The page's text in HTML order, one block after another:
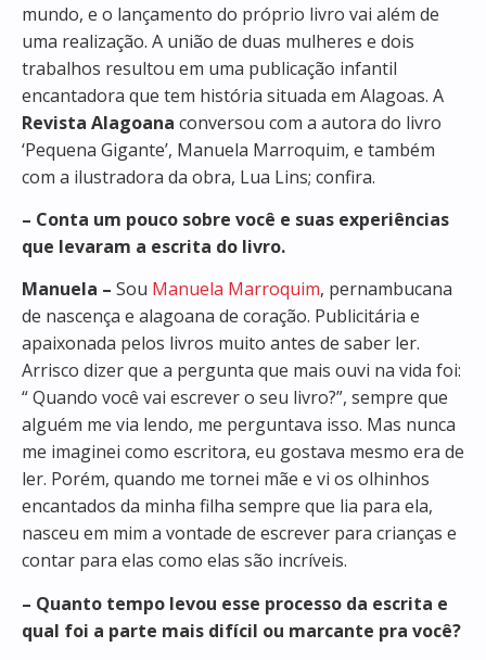
mundo, e o lançamento do próprio livro vai além de
uma realização. A união de duas mulheres e dois
trabalhos resultou em uma publicação infantil
encantadora que tem história situada em Alagoas. A
Revista Alagoana conversou com a autora do livro
‘Pequena Gigante’, Manuela Marroquim, e também
com a ilustradora da obra, Lua Lins; confira.
– Conta um pouco sobre você e suas experiências
que levaram a escrita do livro.
Manuela – Sou Manuela Marroquim, pernambucana
de nascença e alagoana de coração. Publicitária e
apaixonada pelos livros muito antes de saber ler.
Arrisco dizer que a pergunta que mais ouvi na vida foi:
“ Quando você vai escrever o seu livro?”, sempre que
alguém me via lendo, me perguntava isso. Mas nunca
me imaginei como escritora, eu gostava mesmo era de
ler. Porém, quando me tornei mãe e vi os olhinhos
encantados da minha filha sempre que lia para ela,
nasceu em mim a vontade de escrever para crianças e
contar para elas como elas são incríveis.
– Quanto tempo levou esse processo da escrita e
qual foi a parte mais difícil ou marcante pra você?